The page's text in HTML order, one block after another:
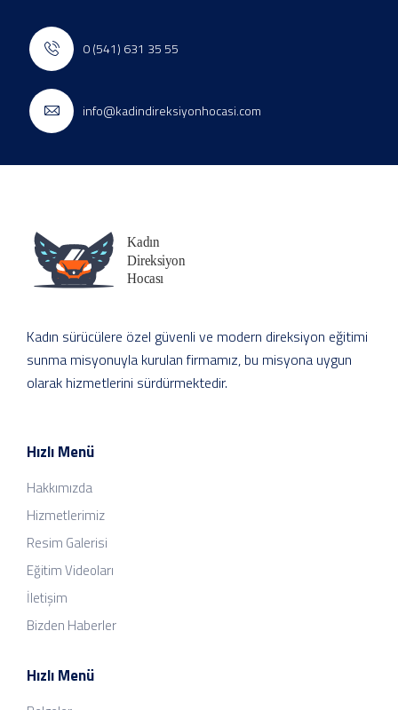
0 (541) 631 35 55
info@kadindireksiyonhocasi.com
Kadın sürücülere özel güvenli ve modern direksiyon eğitimi
sunma misyonuyla kurulan firmamız, bu misyona uygun
olarak hizmetlerini sürdürmektedir.
Hızlı Menü
Hakkımızda
Hizmetlerimiz
Resim Galerisi
Eğitim Videoları
İletişim
Bizden Haberler
Hızlı Menü